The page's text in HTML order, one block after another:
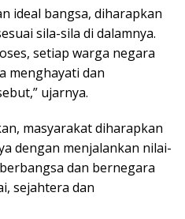
ideal bangsa, diharapkan
sila-sila di dalamnya.
setiap warga negara
menghayati dan
ujarnya.
masyarakat diharapkan
dengan menjalankan nilai-
dan bernegara
sejahtera dan